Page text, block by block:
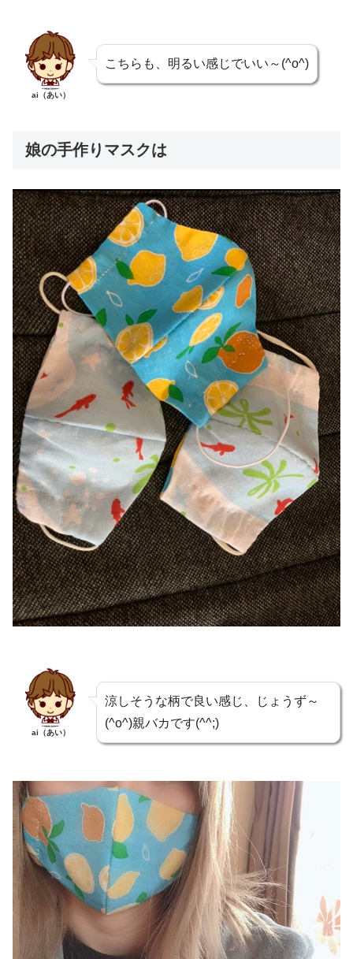
ai（あい）
こちらも、明るい感じでいい～(^o^)
娘の手作りマスクは
ai（あい）
涼しそうな柄で良い感じ、じょうず～
(^o^)親バカです(^^;)